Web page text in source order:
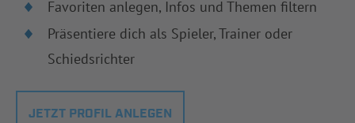
Favoriten anlegen, Infos und Themen filtern
Präsentiere dich als Spieler, Trainer oder
Schiedsrichter
JETZT PROFIL ANLEGEN